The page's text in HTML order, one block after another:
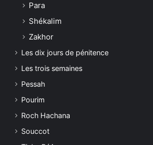
Para
Shékalim
Zakhor
Les dix jours de pénitence
Les trois semaines
Pessah
Pourim
Roch Hachana
Souccot